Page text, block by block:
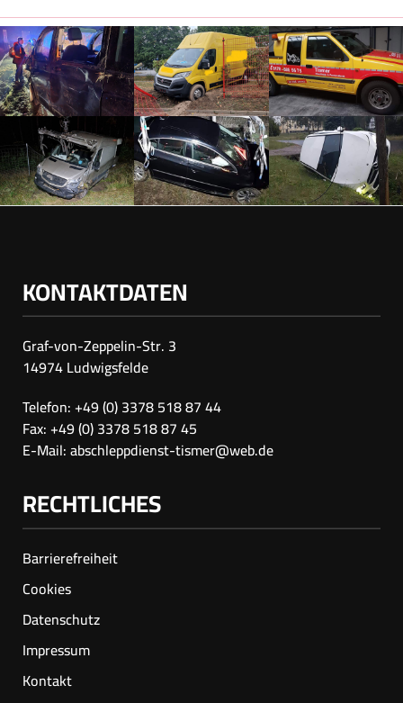
KONTAKTDATEN
Graf-von-Zeppelin-Str. 3
14974 Ludwigsfelde
Telefon: +49 (0) 3378 518 87 44
Fax: +49 (0) 3378 518 87 45
E-Mail:abschleppdienst-tismer@web.de
RECHTLICHES
Barrierefreiheit
Cookies
Datenschutz
Impressum
Kontakt